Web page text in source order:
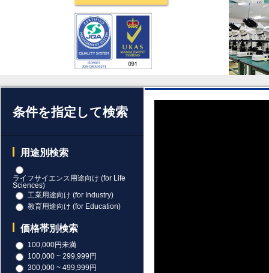
条件を指定して検索
用途別検索
ライフサイエンス用途向け (for Life
Sciences)
工業用途向け (for Industry)
教育用途向け (for Education)
価格帯別検索
100,000円未満
100,000 ~ 299,999円
300,000 ~ 499,999円